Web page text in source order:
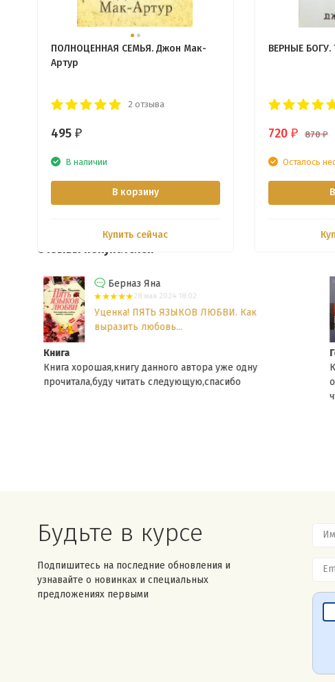
ПОЛНОЦЕННАЯ СЕМЬЯ. Джон Мак-
Артур
2 отзыва
495 ₽
В наличии
В корзину
Купить сейчас
ВЕРНЫЕ БОГУ.
720₽ 870₽
Осталось
Отзывы покупателей
Берназ Яна
28 мая 2024 18:02
Уценка! ПЯТЬ ЯЗЫКОВ ЛЮБВИ. Как
выразить любовь...
Книга
Книга хорошая,книгу данного автора уже одну
прочитала,буду читать следующую,спасибо
Будьте в курсе
Подпишитесь на последние обновления и
узнавайте о новинках и специальных
предложениях первыми